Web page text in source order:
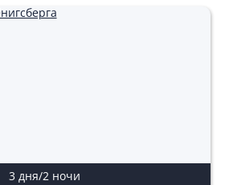
3 дня/2 ночи